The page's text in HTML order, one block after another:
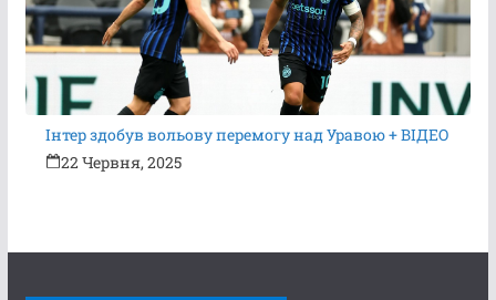
Інтер здобув вольову перемогу над Уравою + ВІДЕО
22 Червня, 2025